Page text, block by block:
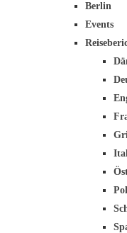
Berlin
Events